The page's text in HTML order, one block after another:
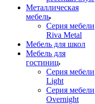
Металлическая
мебель
Серия мебели
Riva Metal
Мебель для школ
Мебель для
гостиниц
Серия мебели
Light
Серия мебели
Overnight